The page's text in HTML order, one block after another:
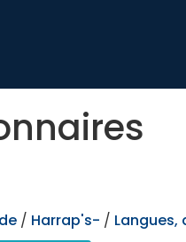
/ Harrap's- / Langues,